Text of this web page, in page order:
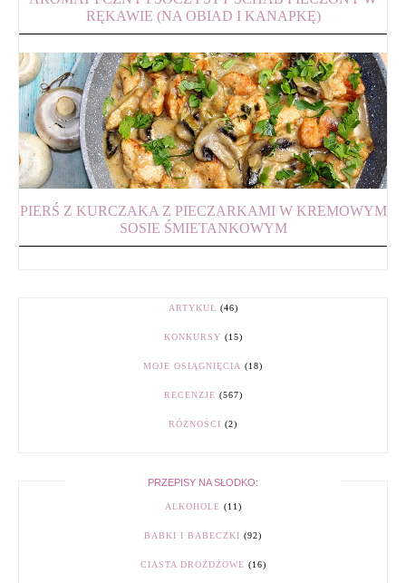
RĘKAWIE (NA OBIAD I KANAPKĘ)
PIERŚ Z KURCZAKA Z PIECZARKAMI W KREMOWYM
SOSIE ŚMIETANKOWYM
ARTYKUŁ (46)
KONKURSY (15)
MOJE OSIĄGNIĘCIA (18)
RECENZJE (567)
RÓŻNOŚCI (2)
PRZEPISY NA SŁODKO:
ALKOHOLE (11)
BABKI I BABECZKI (92)
CIASTA DROŻDŻOWE (16)